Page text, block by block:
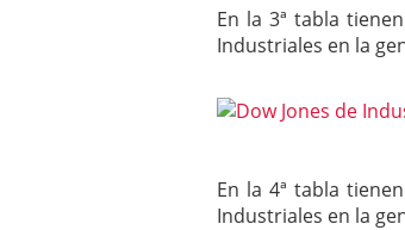
En la 3ª tabla
Industriales en la
En la 4ª tabla
Industriales en la